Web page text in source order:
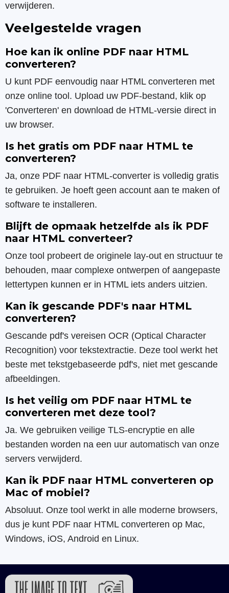
verwijderen.
Veelgestelde vragen
Hoe kan ik online PDF naar HTML
converteren?
U kunt PDF eenvoudig naar HTML converteren met
onze online tool. Upload uw PDF-bestand, klik op
'Converteren' en download de HTML-versie direct in
uw browser.
Is het gratis om PDF naar HTML te
converteren?
Ja, onze PDF naar HTML-converter is volledig gratis
te gebruiken. Je hoeft geen account aan te maken of
software te installeren.
Blijft de opmaak hetzelfde als ik PDF
naar HTML converteer?
Onze tool probeert de originele lay-out en structuur te
behouden, maar complexe ontwerpen of aangepaste
lettertypen kunnen er in HTML iets anders uitzien.
Kan ik gescande PDF's naar HTML
converteren?
Gescande pdf's vereisen OCR (Optical Character
Recognition) voor tekstextractie. Deze tool werkt het
beste met tekstgebaseerde pdf's, niet met gescande
afbeeldingen.
Is het veilig om PDF naar HTML te
converteren met deze tool?
Ja. We gebruiken veilige TLS-encryptie en alle
bestanden worden na een uur automatisch van onze
servers verwijderd.
Kan ik PDF naar HTML converteren op
Mac of mobiel?
Absoluut. Onze tool werkt in alle moderne browsers,
dus je kunt PDF naar HTML converteren op Mac,
Windows, iOS, Android en Linux.